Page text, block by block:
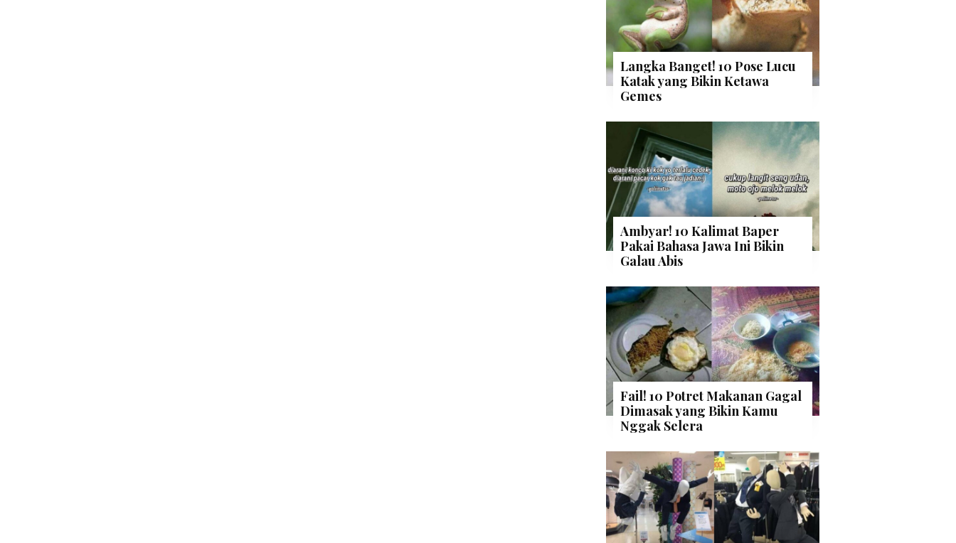
Langka Banget! 10 Pose Lucu
Katak yang Bikin Ketawa
Gemes
Ambyar! 10 Kalimat Baper
Pakai Bahasa Jawa Ini Bikin
Galau Abis
Fail! 10 Potret Makanan Gagal
Dimasak yang Bikin Kamu
Nggak Selera